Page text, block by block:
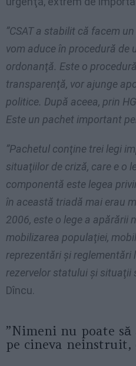
”CSAT a stabilit că facem
vom aduce în procedură de
ordonanţă. Este o
transparenţă, vor ajunge
politice. După aceea, prin
Este un pachet important
”Pachetul conţine trei legi
situaţiilor de criză, care e o
componentă este legea
în această triadă mai erau
2006, este o lege a apărării
mobilizarea populaţiei,
reprezentări şi reglementări
rezervelor statului şi situaţii
Dîncu.
”Nimeni nu poate
pe cineva neinstruit,